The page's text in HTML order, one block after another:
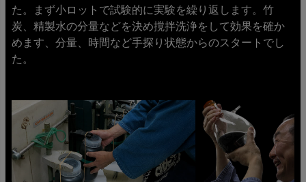
た。まず小ロットで試験的に実験を繰り返します。竹
炭、精製水の分量などを決め撹拌洗浄をして効果を確か
めます、分量、時間など手探り状態からのスタートでし
た。